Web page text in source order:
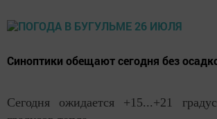
Синоптики обещают сегодня без
Сегодня ожидается +15...+21